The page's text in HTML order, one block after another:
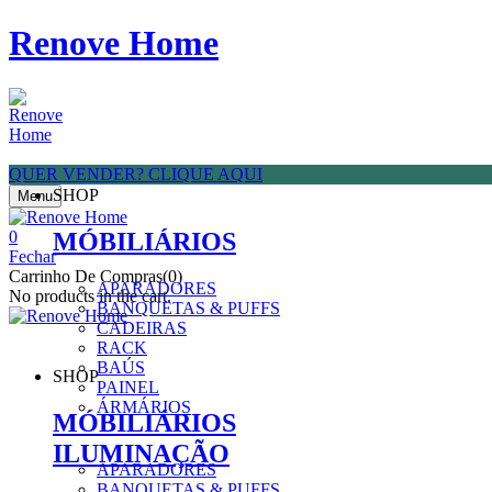
Renove Home
SHOP
MÓBILIÁRIOS
APARADORES
BANQUETAS & PUFFS
CADEIRAS
RACK
BAÚS
PAINEL
ÁRMÁRIOS
ILUMINAÇÃO
QUER VENDER? CLIQUE AQUI
Menu
0
Fechar
Carrinho De Compras(0)
No products in the cart.
SHOP
MÓBILIÁRIOS
APARADORES